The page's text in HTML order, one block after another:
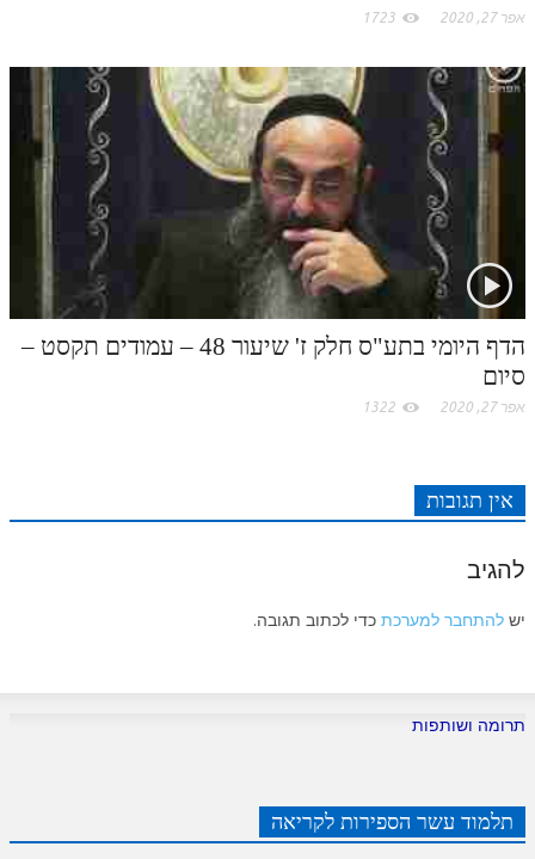
אפר 27, 2020 1723
הדף היומי בתע"ס חלק ז' שיעור 48 – עמודים תקסט –
סיום
אפר 27, 2020 1322
אין תגובות
להגיב
יש להתחבר למערכת כדי לכתוב תגובה.
תרומה ושותפות
תלמוד עשר הספירות לקריאה